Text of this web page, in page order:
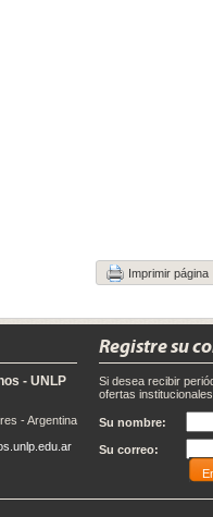
Imprimir página
- UNLP
- Argentina
Registre su
Si desea recibir
ofertas
Su nombre:
Su correo: